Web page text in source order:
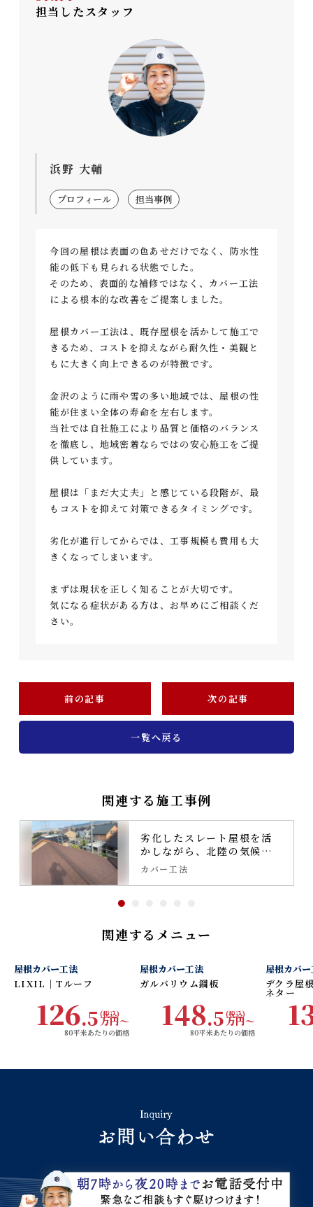
担当したスタッフ
浜野 大輔
プロフィール 担当事例
今回の屋根は表面の色あせだけでなく、防水性
能の低下も見られる状態でした。
そのため、表面的な補修ではなく、カバー工法
による根本的な改善をご提案しました。
屋根カバー工法は、既存屋根を活かして施工で
きるため、コストを抑えながら耐久性・美観と
もに大きく向上できるのが特徴です。
金沢のように雨や雪の多い地域では、屋根の性
能が住まい全体の寿命を左右します。
当社では自社施工により品質と価格のバランス
を徹底し、地域密着ならではの安心施工をご提
供しています。
屋根は「まだ大丈夫」と感じている段階が、最
もコストを抑えて対策できるタイミングです。
劣化が進行してからでは、工事規模も費用も大
きくなってしまいます。
まずは現状を正しく知ることが大切です。
気になる症状がある方は、お早めにご相談くだ
さい。
前の記事 次の記事
一覧へ戻る
関連する施工事例
劣化したスレート屋根を活
かしながら、北陸の気候に
強い屋根へ再生するカバー
工法
カバー工法
関連するメニュー
材料費・工事費
コミコミ
屋根カバー工法
LIXIL｜Tルーフ
126.5 万円〜
(税込)
80平米あたりの価格
材料費・工事費
コミコミ
屋根カバー工法
ガルバリウム鋼板
148.5 万円〜
(税込)
80平米あたりの価格
材料費
コミ
屋根カバ
デクラ屋
ネター